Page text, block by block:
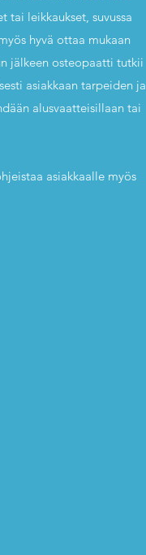
leikkaukset, suvussa
hyvä ottaa mukaan
jälkeen osteopaatti tutkii
asiakkaan tarpeiden ja
alusvaatteisillaan tai
asiakkaalle myös